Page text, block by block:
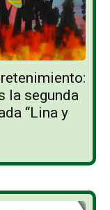
la segunda
“Lina y